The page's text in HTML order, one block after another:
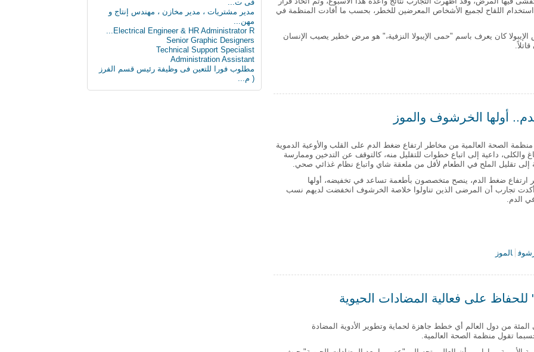
اللقاح لجميع الأشخاص المعرضين للخطر، بحسب ما أفادت المنظمة في
كان يعرف باسم "حمى الإيبولا النزفية،" هو مرض خطير يصيب الإنسان
أولها الخرشوف والموز
الصحة العالمية من مخاطر ارتفاع ضغط الدم على القلب والأوعية الدموية
والكلى، داعية إلى اتباع خطوات للتقليل منه، كالتوقف عن التدخين وممارسة
إلى تقليل الملح في الطعام لأقل من ملعقة شاي واتباع نظام غذائي صحي.
ارتفاع ضغط الدم، ينصح متخصصون بأطعمة تساعد في تخفيضه، أولها
تجارب أن المرضى الذين تناولوا خلاصة الخرشوف انخفضت لديهم نسب
الدم.
الموز
على فعالية المضادات الحيوية
75 في المئة من دول العالم أي خطط جاهزة لحماية وتطوير الأدوية المضادة
تقول منظمة الصحة العالمية.
فى ت...
مدير مشتريات ، مدير مخازن ، مهندس إنتاج و
مهن...
Electrical Engineer & HR Administrator R...
Senior Graphic Designers
Technical Support Specialist
Administration Assistant
مطلوب فورا للتعين فى وظيفة رئيس قسم الفرز
( م...